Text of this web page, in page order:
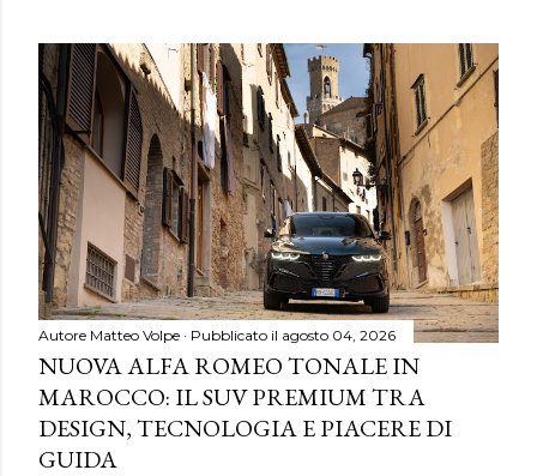
Autore Matteo Volpe Pubblicato il agosto 04, 2026
NUOVA ALFA ROMEO TONALE IN
MAROCCO: IL SUV PREMIUM TRA
DESIGN, TECNOLOGIA E PIACERE DI
GUIDA